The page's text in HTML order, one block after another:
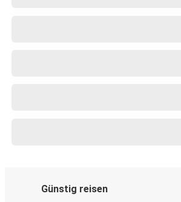
Günstig reisen